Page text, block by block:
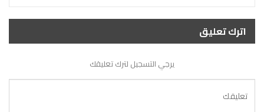
اترك تعليق
يرجي التسجيل لترك تعليقك